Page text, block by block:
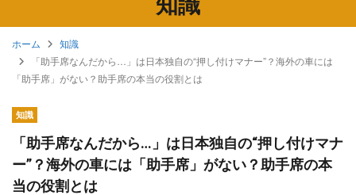
ホーム
知識
「助手席なんだから…」は日本独自の“押し付けマナー”？海外の車には
「助手席」がない？助手席の本当の役割とは
知識
「助手席なんだから…」は日本独自の“押し付けマナ
ー”？海外の車には「助手席」がない？助手席の本
当の役割とは